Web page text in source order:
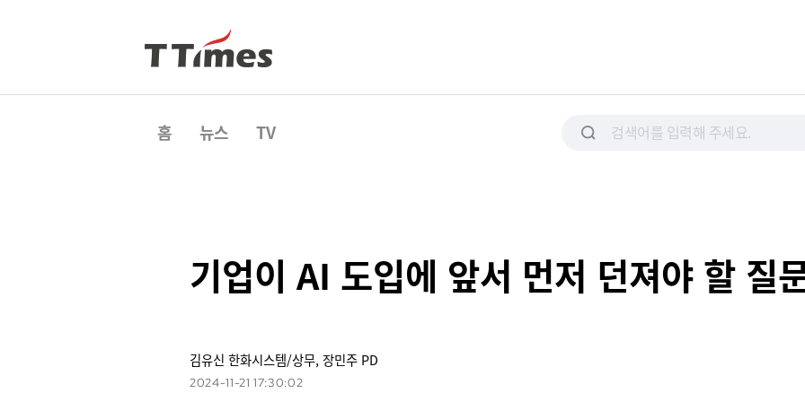
홈 뉴스 TV
기업이 AI 도입에 앞서 먼저 던져야 할 질
김유신 한화시스템/상무, 장민주 PD
2024-11-21 17:30:02